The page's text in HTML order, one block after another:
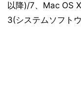
以降)/7、Mac OS
3(システムソフト